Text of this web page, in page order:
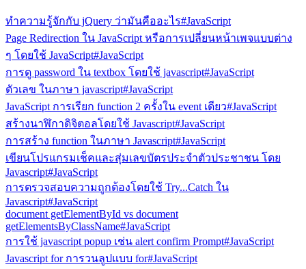
ทำความรู้จักกับ jQuery ว่ามันคืออะไร#JavaScript
Page Redirection ใน JavaScript หรือการเปลี่ยนหน้าเพจแบบต่าง
ๆ โดยใช้ JavaScript#JavaScript
การดู password ใน textbox โดยใช้ javascript#JavaScript
ตัวเลข ในภาษา javascript#JavaScript
JavaScript การเรียก function 2 ครั้งใน event เดียว#JavaScript
สร้างนาฬิกาดิจิตอลโดยใช้ Javascript#JavaScript
การสร้าง function ในภาษา Javascript#JavaScript
เขียนโปรแกรมเช็คและสุ่มเลขบัตรประจำตัวประชาชน โดย
Javascript#JavaScript
การตรวจสอบความถูกต้องโดยใช้ Try...Catch ใน
Javascript#JavaScript
document getElementById vs document
getElementsByClassName#JavaScript
การใช้ javascript popup เช่น alert confirm Prompt#JavaScript
Javascript for การวนลูปแบบ for#JavaScript